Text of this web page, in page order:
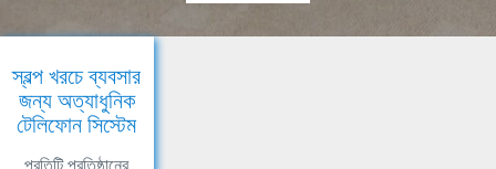
স্বল্প খরচে ব্যবসার
জন্য অত্যাধুনিক
টেলিফোন সিস্টেম